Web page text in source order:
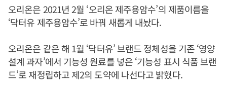
오리온은 2021년 2월 ‘오리온 제주용암수’의 제품이름을
‘닥터유 제주용암수’로 바꿔 새롭게 내놨다.
오리온은 같은 해 1월 ‘닥터유’ 브랜드 정체성을 기존 ‘영양
설계 과자’에서 기능성 원료를 넣은 ‘기능성 표시 식품 브랜
드’로 재정립하고 제2의 도약에 나선다고 밝혔다.